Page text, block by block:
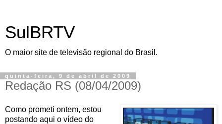
SulBRTV
O maior site de televisão regional do Brasil.
quinta-feira, 9 de abril de 2009
Redação RS (08/04/2009)
Como prometi ontem, estou
postando aqui o vídeo do